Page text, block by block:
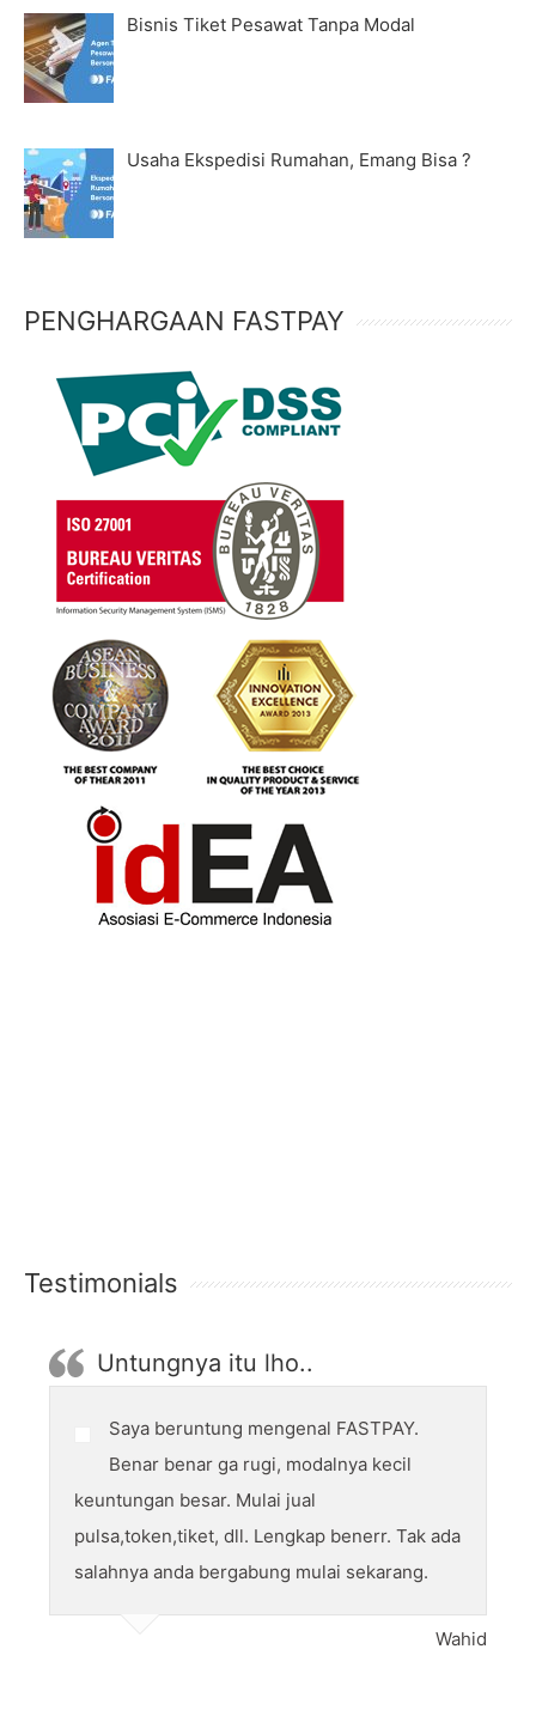
Bisnis Tiket Pesawat Tanpa Modal
Usaha Ekspedisi Rumahan, Emang Bisa ?
PENGHARGAAN FASTPAY
Testimonials
Untungnya itu lho..
Saya beruntung mengenal FASTPAY.
Benar benar ga rugi, modalnya kecil
keuntungan besar. Mulai jual
pulsa,token,tiket, dll. Lengkap benerr. Tak ada
salahnya anda bergabung mulai sekarang.
Wahid